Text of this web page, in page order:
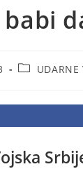
PostUDARNE